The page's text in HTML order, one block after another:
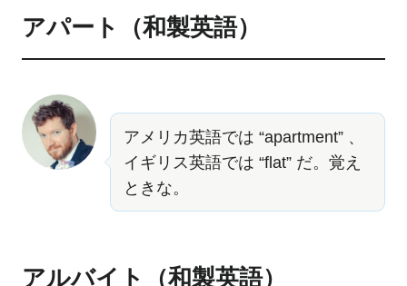
アパート（和製英語）
アメリカ英語では “apartment” 、
イギリス英語では “flat” だ。覚え
ときな。
アルバイト（和製英語）